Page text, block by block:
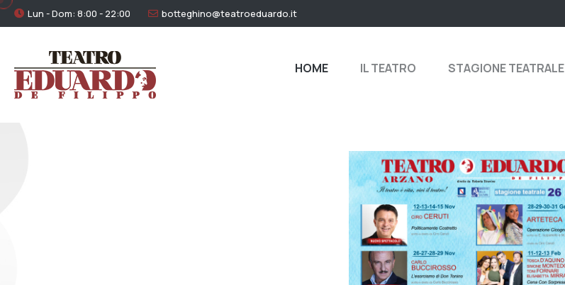
Lun - Dom: 8:00 - 22:00 botteghino@teatroeduardo.it
HOME IL TEATRO STAGIONE TEATRALE